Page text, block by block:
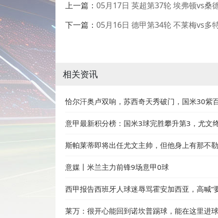
上一篇： 05月17日 英超第37轮 埃弗顿vs桑
下一篇： 05月16日 德甲第34轮 不莱梅vs多
相关资讯
恰尔汗奥卢双响，苏西奇天秀破门，国米30紫
意甲最新积分榜：国米3球完胜攀升第3，尤文
斯帕莱蒂即将出任尤文主帅，但他身上有那不
意媒丨米兰主力前锋9场意甲0球
西甲报告西班牙人球迷辱骂霍安加西亚，高喊“
莱万：很开心能回到诺坎普踢球，能在这里进